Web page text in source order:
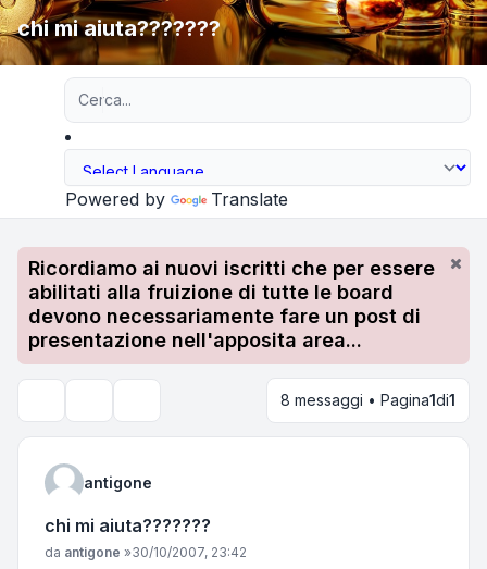
chi mi aiuta???????
Powered by Translate
Ricordiamo ai nuovi iscritti che per essere
abilitati alla fruizione di tutte le board
devono necessariamente fare un post di
presentazione nell'apposita area...
8 messaggi • Pagina1di1
antigone
chi mi aiuta???????
Messaggio
da antigone »30/10/2007, 23:42